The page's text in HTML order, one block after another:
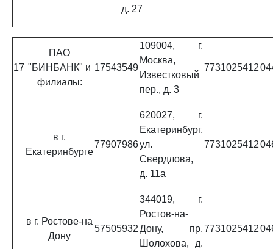
д. 27
17
ПАО
"БИНБАНК" и
филиалы:
17543549
109004, г.
Москва,
Известковый
пер., д. 3
7731025412
в г.
Екатеринбурге
77907986
620027, г.
Екатеринбург,
ул.
Свердлова,
д. 11а
7731025412
в г. Ростове-на
Дону
57505932
344019, г.
Ростов-на-
Дону, пр.
Шолохова, д.
7731025412